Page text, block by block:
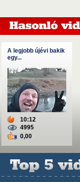
A legjobb újévi bakik
egy...
10:12
4995
0,00